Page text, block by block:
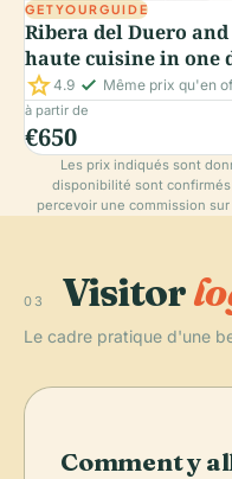
GETYOURGUIDE
Ribera del Duero
haute cuisine in one
star4.9 check_small Même prix qu'en
à partir de
€650
Les prix indiqués sont
disponibilité sont
percevoir une commission
03 Visitor
Le cadre pratique d'une
Comment y